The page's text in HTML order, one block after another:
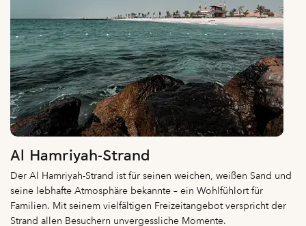
Al Hamriyah-Strand
Der Al Hamriyah-Strand ist für seinen weichen, weißen Sand und
seine lebhafte Atmosphäre bekannte – ein Wohlfühlort für
Familien. Mit seinem vielfältigen Freizeitangebot verspricht der
Strand allen Besuchern unvergessliche Momente.